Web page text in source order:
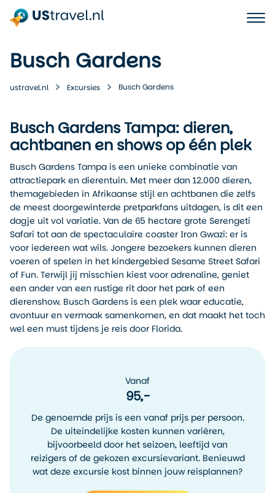
Busch Gardens
ustravel.nl Excursies Busch Gardens
Busch Gardens Tampa: dieren,
achtbanen en shows op één plek
Busch Gardens Tampa is een unieke combinatie van
attractiepark en dierentuin. Met meer dan 12.000 dieren,
themagebieden in Afrikaanse stijl en achtbanen die zelfs
de meest doorgewinterde pretparkfans uitdagen, is dit een
dagje uit vol variatie. Van de 65 hectare grote Serengeti
Safari tot aan de spectaculaire coaster Iron Gwazi: er is
voor iedereen wat wils. Jongere bezoekers kunnen dieren
voeren of spelen in het kindergebied Sesame Street Safari
of Fun. Terwijl jij misschien kiest voor adrenaline, geniet
een ander van een rustige rit door het park of een
dierenshow. Busch Gardens is een plek waar educatie,
avontuur en vermaak samenkomen, en dat maakt het toch
wel een must tijdens je reis door Florida.
Vanaf
95,-
De genoemde prijs is een vanaf prijs per persoon.
De uiteindelijke kosten kunnen variëren,
bijvoorbeeld door het seizoen, leeftijd van
reizigers of de gekozen excursievariant. Benieuwd
wat deze excursie kost binnen jouw reisplannen?